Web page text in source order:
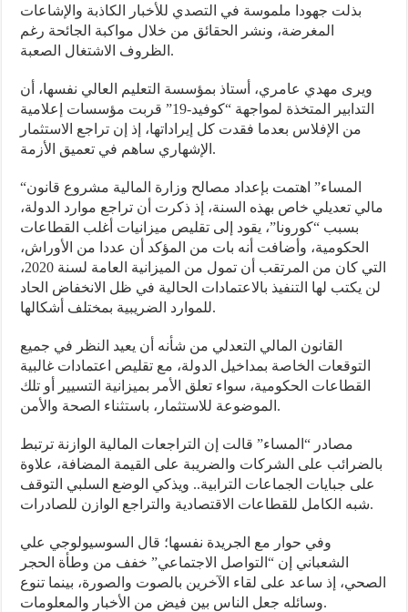
بذلت جهودا ملموسة في التصدي للأخبار الكاذبة والإشاعات
المغرضة، ونشر الحقائق من خلال مواكبة الجائحة رغم
الظروف الاشتغال الصعبة.
ويرى مهدي عامري، أستاذ بمؤسسة التعليم العالي نفسها، أن
التدابير المتخذة لمواجهة “كوفيد-19” قربت مؤسسات إعلامية
من الإفلاس بعدما فقدت كل إيراداتها، إذ إن تراجع الاستثمار
الإشهاري ساهم في تعميق الأزمة.
“المساء” اهتمت بإعداد مصالح وزارة المالية مشروع قانون
مالي تعديلي خاص بهذه السنة، إذ ذكرت أن تراجع موارد الدولة،
بسبب “كورونا”، يقود إلى تقليص ميزانيات أغلب القطاعات
الحكومية، وأضافت أنه بات من المؤكد أن عددا من الأوراش،
التي كان من المرتقب أن تمول من الميزانية العامة لسنة 2020،
لن يكتب لها التنفيذ بالاعتمادات الحالية في ظل الانخفاض الحاد
للموارد الضريبية بمختلف أشكالها.
القانون المالي التعدلي من شأنه أن يعيد النظر في جميع
التوقعات الخاصة بمداخيل الدولة، مع تقليص اعتمادات غالبية
القطاعات الحكومية، سواء تعلق الأمر بميزانية التسيير أو تلك
الموضوعة للاستثمار، باستثناء الصحة والأمن.
مصادر “المساء” قالت إن التراجعات المالية الوازنة ترتبط
بالضرائب على الشركات والضريبة على القيمة المضافة، علاوة
على جبايات الجماعات الترابية.. ويذكي الوضع السلبي التوقف
شبه الكامل للقطاعات الاقتصادية والتراجع الوازن للصادرات.
وفي حوار مع الجريدة نفسها؛ قال السوسيولوجي علي
الشعباني إن “التواصل الاجتماعي” خفف من وطأة الحجر
الصحي، إذ ساعد على لقاء الآخرين بالصوت والصورة، بينما تنوع
وسائله جعل الناس بين فيض من الأخبار والمعلومات.